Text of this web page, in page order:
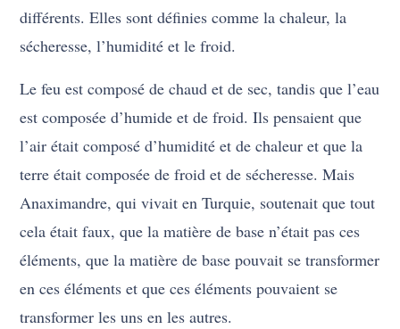
différents. Elles sont définies comme la chaleur, la
sécheresse, l’humidité et le froid.
Le feu est composé de chaud et de sec, tandis que l’eau
est composée d’humide et de froid. Ils pensaient que
l’air était composé d’humidité et de chaleur et que la
terre était composée de froid et de sécheresse. Mais
Anaximandre, qui vivait en Turquie, soutenait que tout
cela était faux, que la matière de base n’était pas ces
éléments, que la matière de base pouvait se transformer
en ces éléments et que ces éléments pouvaient se
transformer les uns en les autres.